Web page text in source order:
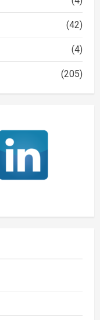
(42)
(4)
(205)